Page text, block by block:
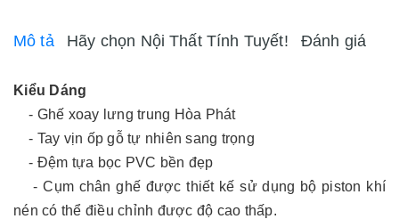
Mô tả Hãy chọn Nội Thất Tính Tuyết! Đánh giá
Kiểu Dáng
- Ghế xoay lưng trung Hòa Phát
- Tay vịn ốp gỗ tự nhiên sang trọng
- Đệm tựa bọc PVC bền đẹp
- Cụm chân ghế được thiết kế sử dụng bộ piston khí
nén có thể điều chỉnh được độ cao thấp.